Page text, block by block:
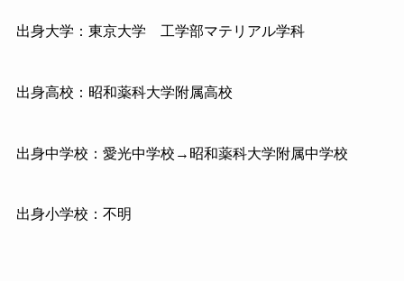
出身大学：東京大学 工学部マテリアル学科
出身高校：昭和薬科大学附属高校
出身中学校：愛光中学校→昭和薬科大学附属中学校
出身小学校：不明